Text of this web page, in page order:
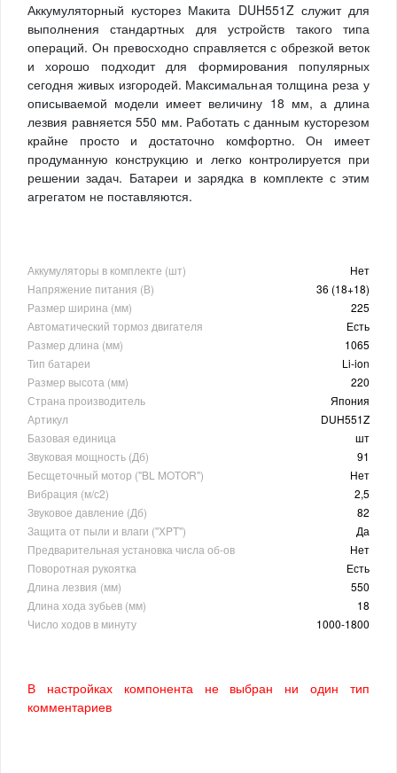
Аккумуляторный кусторез Макита DUH551Z служит для
выполнения стандартных для устройств такого типа
операций. Он превосходно справляется с обрезкой веток
и хорошо подходит для формирования популярных
сегодня живых изгородей. Максимальная толщина реза у
описываемой модели имеет величину 18 мм, а длина
лезвия равняется 550 мм. Работать с данным кусторезом
крайне просто и достаточно комфортно. Он имеет
продуманную конструкцию и легко контролируется при
решении задач. Батареи и зарядка в комплекте с этим
агрегатом не поставляются.
Аккумуляторы в комплекте (шт)
Нет
Напряжение питания (В)
36 (18+18)
Размер ширина (мм)
225
Автоматический тормоз двигателя
Есть
Размер длина (мм)
1065
Тип батареи
Li-ion
Размер высота (мм)
220
Страна производитель
Япония
Артикул
DUH551Z
Базовая единица
шт
Звуковая мощность (Дб)
91
Бесщеточный мотор ("BL MOTOR")
Нет
Вибрация (м/с2)
2,5
Звуковое давление (Дб)
82
Защита от пыли и влаги (''ХPT'')
Да
Предварительная установка числа об-ов
Нет
Поворотная рукоятка
Есть
Длина лезвия (мм)
550
Длина хода зубьев (мм)
18
Число ходов в минуту
1000-1800
В настройках компонента не выбран ни один тип
комментариев